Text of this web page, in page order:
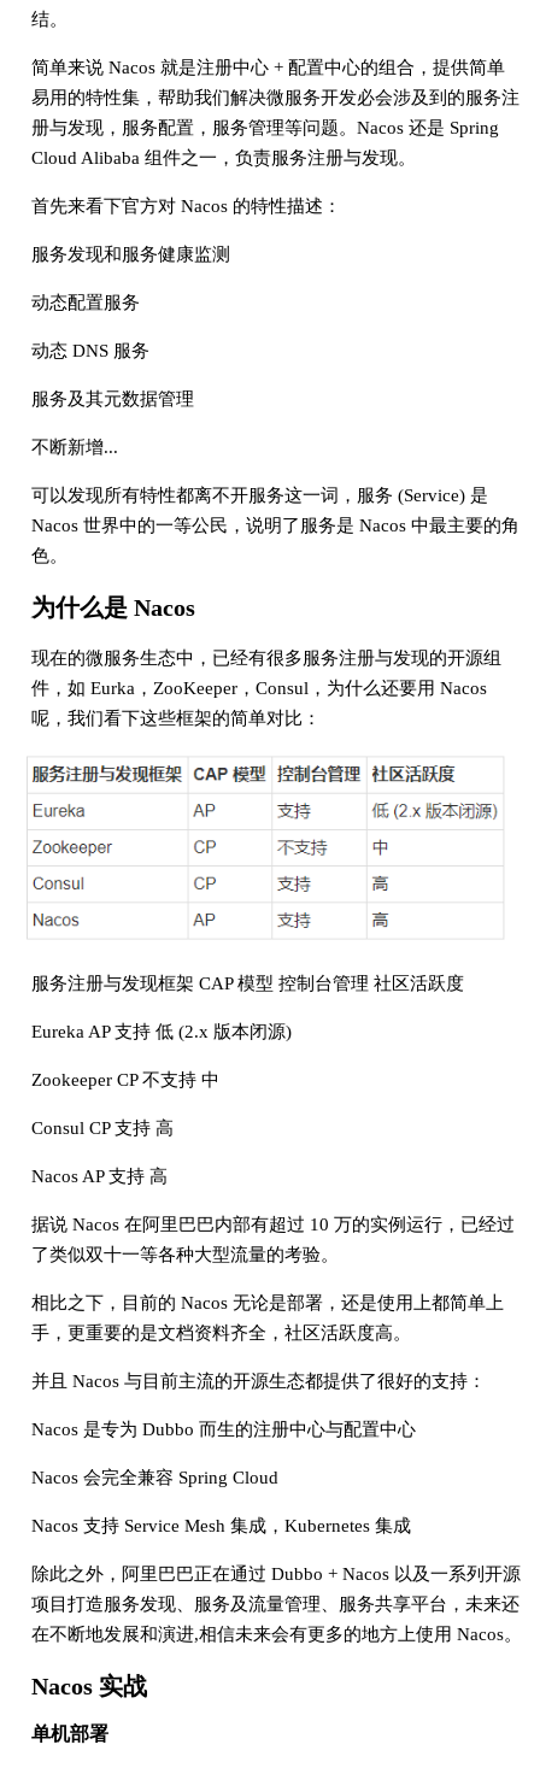
结。
简单来说 Nacos 就是注册中心 + 配置中心的组合，提供简单
易用的特性集，帮助我们解决微服务开发必会涉及到的服务注
册与发现，服务配置，服务管理等问题。Nacos 还是 Spring
Cloud Alibaba 组件之一，负责服务注册与发现。
首先来看下官方对 Nacos 的特性描述：
服务发现和服务健康监测
动态配置服务
动态 DNS 服务
服务及其元数据管理
不断新增...
可以发现所有特性都离不开服务这一词，服务 (Service) 是
Nacos 世界中的一等公民，说明了服务是 Nacos 中最主要的角
色。
为什么是 Nacos
现在的微服务生态中，已经有很多服务注册与发现的开源组
件，如 Eurka，ZooKeeper，Consul，为什么还要用 Nacos
呢，我们看下这些框架的简单对比：
服务注册与发现框架 CAP 模型 控制台管理 社区活跃度
Eureka AP 支持 低 (2.x 版本闭源)
Zookeeper CP 不支持 中
Consul CP 支持 高
Nacos AP 支持 高
据说 Nacos 在阿里巴巴内部有超过 10 万的实例运行，已经过
了类似双十一等各种大型流量的考验。
相比之下，目前的 Nacos 无论是部署，还是使用上都简单上
手，更重要的是文档资料齐全，社区活跃度高。
并且 Nacos 与目前主流的开源生态都提供了很好的支持：
Nacos 是专为 Dubbo 而生的注册中心与配置中心
Nacos 会完全兼容 Spring Cloud
Nacos 支持 Service Mesh 集成，Kubernetes 集成
除此之外，阿里巴巴正在通过 Dubbo + Nacos 以及一系列开源
项目打造服务发现、服务及流量管理、服务共享平台，未来还
在不断地发展和演进,相信未来会有更多的地方上使用 Nacos。
Nacos 实战
单机部署